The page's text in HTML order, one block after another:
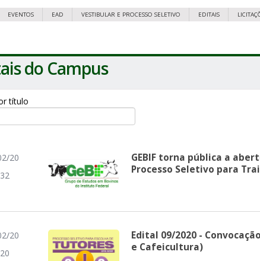
EVENTOS EAD VESTIBULAR E PROCESSO SELETIVO EDITAIS
do Campus
título
GEBIF torna pública a
Processo Seletivo para
20
Edital 09/2020 -
e Cafeicultura)
20